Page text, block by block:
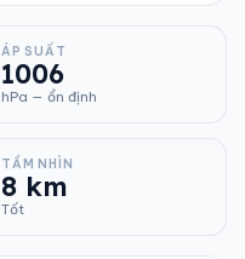
ÁP SUẤT
1006
hPa — ổn định
TẦM NHÌN
8 km
Tốt